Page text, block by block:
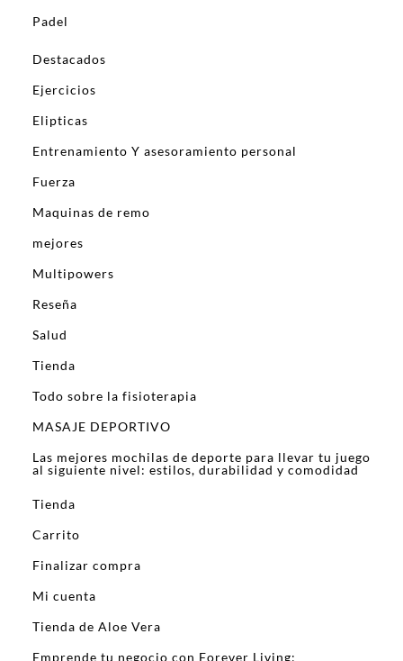
Padel
Destacados
Ejercicios
Elipticas
Entrenamiento Y asesoramiento personal
Fuerza
Maquinas de remo
mejores
Multipowers
Reseña
Salud
Tienda
Todo sobre la fisioterapia
MASAJE DEPORTIVO
Las mejores mochilas de deporte para llevar tu juego
al siguiente nivel: estilos, durabilidad y comodidad
Tienda
Carrito
Finalizar compra
Mi cuenta
Tienda de Aloe Vera
Emprende tu negocio con Forever Living: